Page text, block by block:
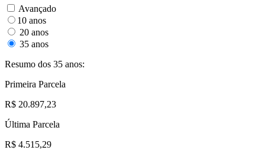
Avançado
10 anos
20 anos
35 anos
Resumo dos 35 anos:
Primeira Parcela
R$ 20.897,23
Última Parcela
R$ 4.515,29